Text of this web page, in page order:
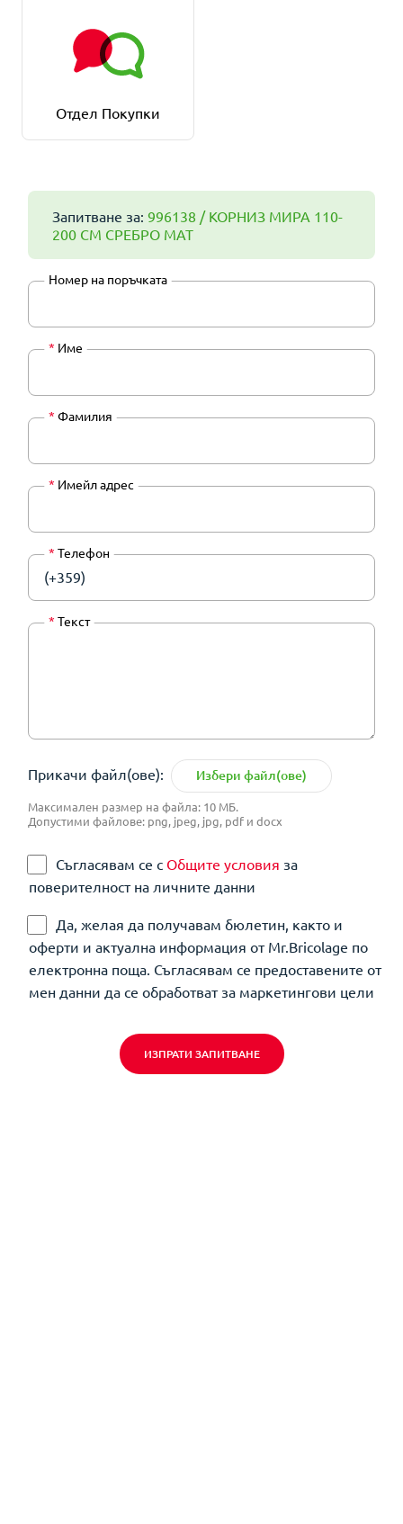
Отдел Покупки
Запитване за: 996138 / КОРНИЗ МИРА 110-
200 СМ СРЕБРО МАТ
Номер на поръчката
* Име
* Фамилия
* Имейл адрес
* Телефон
(+359)
* Текст
Прикачи файл(ове): Избери файл(ове)
Максимален размер на файла: 10 МБ.
Допустими файлове: png, jpeg, jpg, pdf и docx
Съгласявам се с Общите условия за
поверителност на личните данни
Да, желая да получавам бюлетин, както и
оферти и актуална информация от Mr.Bricolage по
електронна поща. Съгласявам се предоставените от
мен данни да се обработват за маркетингови цели
ИЗПРАТИ ЗАПИТВАНЕ